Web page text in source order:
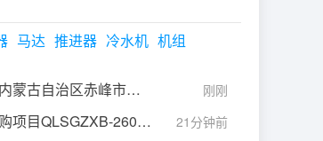
马达 推进器 冷水机 机组
唐山高压电瓷有限公司运输唐山开平至内蒙古自治区赤峰市红山区赤峰昊德 变压器
刚刚
260730-0246变更公告 21分钟前